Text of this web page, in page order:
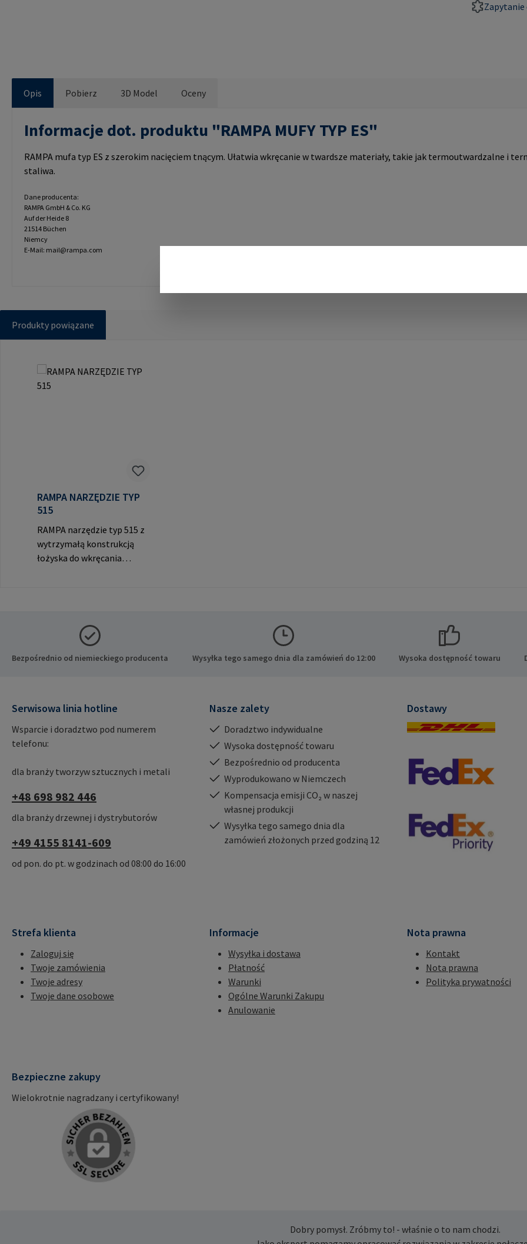
Opis Pobierz 3D Model Oceny
Informacje dot. produktu "RAMPA MUFY TYP ES"
RAMPA mufa typ ES z szerokim nacięciem tnącym. Ułatwia wkręcanie w twardsze materiały, takie jak termoutwardzalne i
staliwa.
Dane producenta:
RAMPA GmbH & Co. KG
Auf der Heide 8
21514 Büchen
Niemcy
E-Mail: mail@rampa.com
Produkty powiązane
RAMPA NARZĘDZIE TYP
515
RAMPA narzędzie typ 515 z
wytrzymałą konstrukcją
łożyska do wkręcania
RAMPA. Dane producenta:
RAMPA GmbH & Co. KG Auf
der Heide 8 21514 Büchen
Bezpośrednio od niemieckiego producenta Wysyłka tego samego dnia dla zamówień do 12:00 Wysoka dostępność towaru
Serwisowa linia hotline
Wsparcie i doradztwo pod numerem
telefonu:
dla branży tworzyw sztucznych i metali
+48 698 982 446
dla branży drzewnej i dystrybutorów
+49 4155 8141-609
od pon. do pt. w godzinach od 08:00 do 16:00
Nasze zalety
Doradztwo indywidualne
Wysoka dostępność towaru
Bezpośrednio od producenta
Wyprodukowano w Niemczech
Kompensacja emisji CO₂ w naszej
własnej produkcji
Wysyłka tego samego dnia dla
zamówień złożonych przed godziną 12
Dostawy
Strefa klienta
Zaloguj się
Twoje zamówienia
Twoje adresy
Twoje dane osobowe
Informacje
Wysyłka i dostawa
Płatność
Warunki
Ogólne Warunki Zakupu
Anulowanie
Nota prawna
Kontakt
Nota prawna
Polityka prywatności
Bezpieczne zakupy
Wielokrotnie nagradzany i certyfikowany!
Dobry pomysł. Zróbmy to! - właśnie o to nam chodzi.